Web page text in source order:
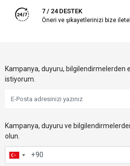
7 / 24 DESTEK
Öneri ve şikayetlerinizi bize
Kampanya, duyuru, bilgilendirmelerden
istiyorum.
Kampanya, duyuru ve
olun.